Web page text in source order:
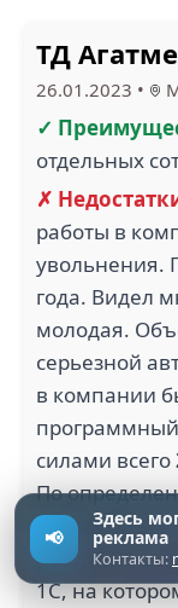
ТД
26.01.2023 •
✓
отдельных
✗
работы в
увольнения.
года. Видел
молодая.
серьезной
в компании
силами всего
По
расстаться.
1С, на
📢
Здесь
реклама
Контакты: